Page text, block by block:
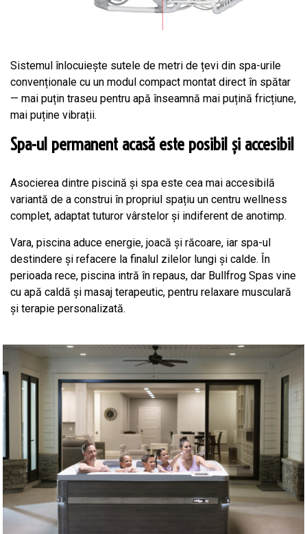
Sistemul înlocuiește sutele de metri de țevi din spa-urile
convenționale cu un modul compact montat direct în spătar
— mai puțin traseu pentru apă înseamnă mai puțină fricțiune,
mai puține vibrații.
Spa-ul permanent acasă este posibil și accesibil
Asocierea dintre piscină și spa este cea mai accesibilă
variantă de a construi în propriul spațiu un centru wellness
complet, adaptat tuturor vârstelor și indiferent de anotimp.
Vara, piscina aduce energie, joacă și răcoare, iar spa-ul
destindere și refacere la finalul zilelor lungi și calde. În
perioada rece, piscina intră în repaus, dar Bullfrog Spas vine
cu apă caldă și masaj terapeutic, pentru relaxare musculară
și terapie personalizată.